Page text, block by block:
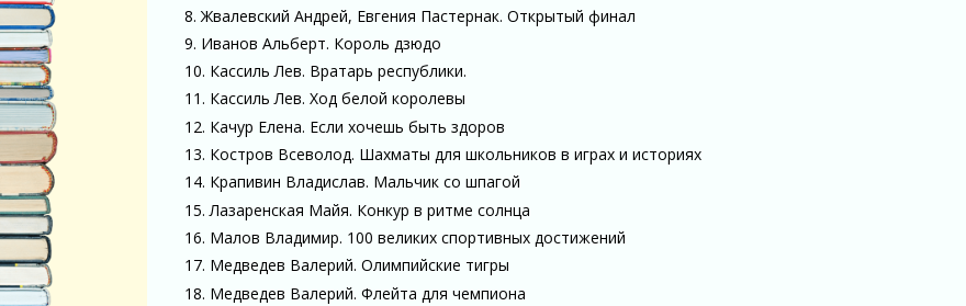
8. Жвалевский Андрей, Евгения Пастернак. Открытый финал
9. Иванов Альберт. Король дзюдо
10. Кассиль Лев. Вратарь республики.
11. Кассиль Лев. Ход белой королевы
12. Качур Елена. Если хочешь быть здоров
13. Костров Всеволод. Шахматы для школьников в играх и историях
14. Крапивин Владислав. Мальчик со шпагой
15. Лазаренская Майя. Конкур в ритме солнца
16. Малов Владимир. 100 великих спортивных достижений
17. Медведев Валерий. Олимпийские тигры
18. Медведев Валерий. Флейта для чемпиона